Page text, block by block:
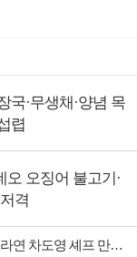
국·무생채·양념 목
렵
오징어 불고기·
격
차도영 셰프 만난다